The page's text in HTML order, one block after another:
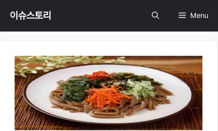
Skip
content
이슈스토리 Menu